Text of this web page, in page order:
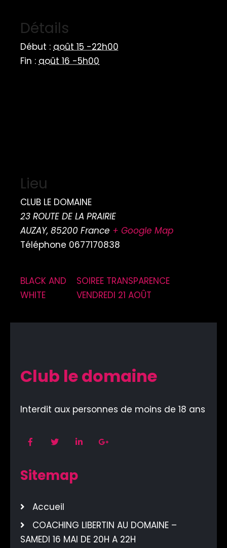
Détails
Début : août 15 -22h00
Fin : août 16 -5h00
Lieu
CLUB LE DOMAINE
23 ROUTE DE LA PRAIRIE
AUZAY, 85200 France + Google Map
Téléphone 0677170838
BLACK AND
WHITE
SOIREE TRANSPARENCE
VENDREDI 21 AOÛT
Club le domaine
Interdit aux personnes de moins de 18 ans
Sitemap
Accueil
COACHING LIBERTIN AU DOMAINE –
SAMEDI 16 MAI DE 20H A 22H